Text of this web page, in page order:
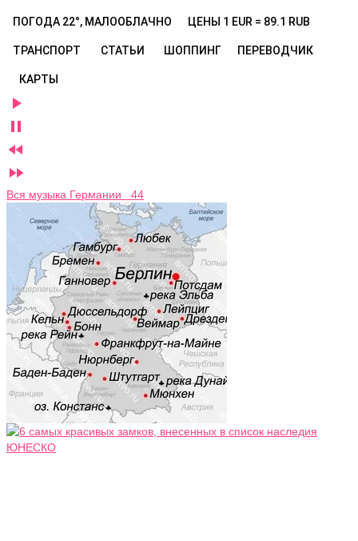
ПОГОДА 22°, МАЛООБЛАЧНО ЦЕНЫ 1 EUR = 89.1 RUB
ТРАНСПОРТ СТАТЬИ ШОППИНГ ПЕРЕВОДЧИК
КАРТЫ




Вся музыка Германии 44